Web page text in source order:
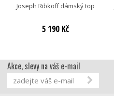
Joseph Ribkoff dámský top
5 190 Kč
Akce, slevy na váš e-mail